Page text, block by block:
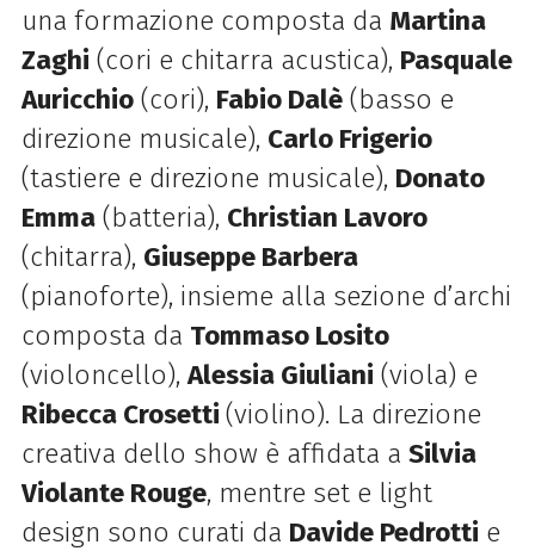
una formazione composta da Martina
Zaghi (cori e chitarra acustica), Pasquale
Auricchio(cori), Fabio Dalè(basso e
direzione musicale), Carlo Frigerio
(tastiere e direzione musicale), Donato
Emma(batteria), Christian Lavoro
(chitarra), Giuseppe Barbera
(pianoforte), insieme alla sezione d’archi
composta da Tommaso Losito
(violoncello),Alessia Giuliani (viola) e
Ribecca Crosetti (violino). La direzione
creativa dello show è affidata a Silvia
Violante Rouge, mentre set e light
design sono curati da Davide Pedrotti e